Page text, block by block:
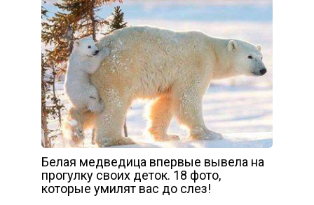
Белая медведица впервые вывела на
прогулку своих деток. 18 фото,
которые умилят вас до слез!